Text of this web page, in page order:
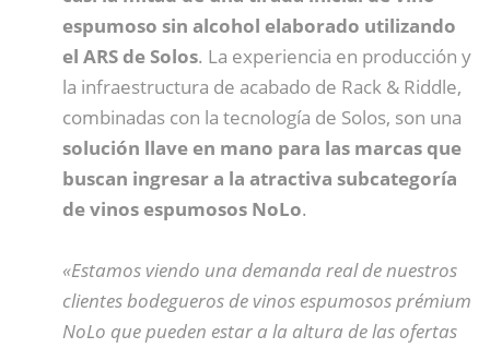
espumoso sin alcohol elaborado utilizando
el ARS de Solos. La experiencia en producción y
la infraestructura de acabado de Rack & Riddle,
combinadas con la tecnología de Solos, son una
solución llave en mano para las marcas que
buscan ingresar a la atractiva subcategoría
de vinos espumosos NoLo.
«Estamos viendo una demanda real de nuestros
clientes bodegueros de vinos espumosos prémium
NoLo que pueden estar a la altura de las ofertas